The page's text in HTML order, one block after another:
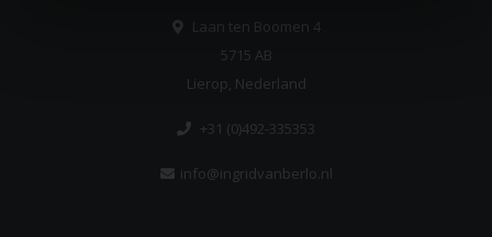
Laan ten Boomen 4
5715 AB
Lierop, Nederland
+31 (0)492-335353
info@ingridvanberlo.nl